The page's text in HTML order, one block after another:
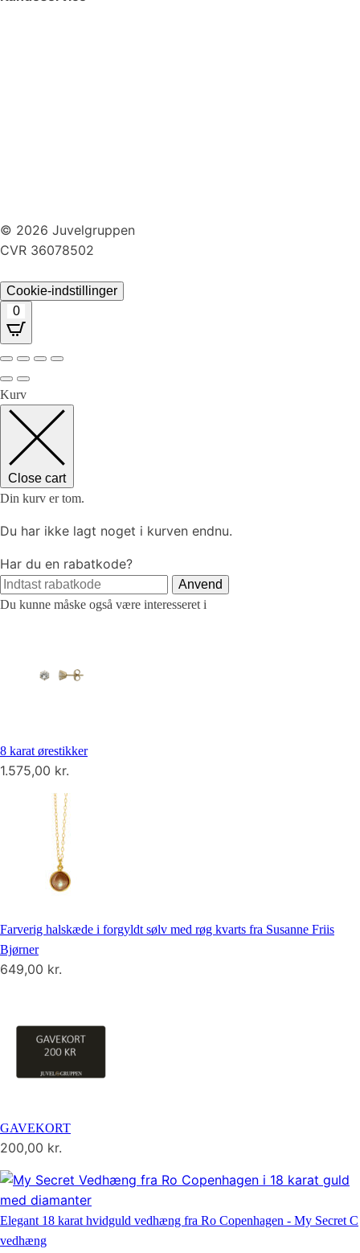
© 2026 Juvelgruppen
CVR 36078502
Cookie-indstillinger
0
Kurv
Close cart
Din kurv er tom.
Du har ikke lagt noget i kurven endnu.
Har du en rabatkode?
Anvend
Du kunne måske også være interesseret i
8 karat ørestikker
1.575,00 kr.
Farverig halskæde i forgyldt sølv med røg kvarts fra Susanne Friis
Bjørner
649,00 kr.
GAVEKORT
200,00 kr.
Elegant 18 karat hvidguld vedhæng fra Ro Copenhagen - My Secret C
vedhæng